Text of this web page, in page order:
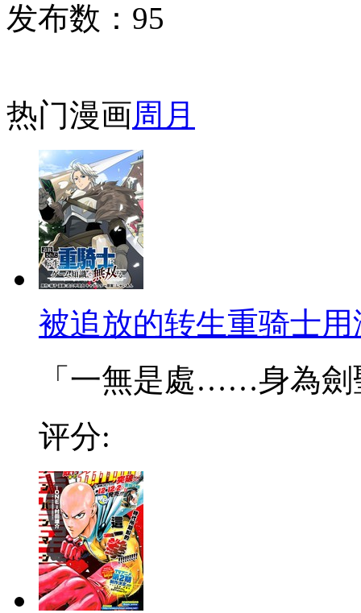
发布数： 95
热门漫画周 月
被追放的转生重骑士
「一無是處……身為劍
评分: